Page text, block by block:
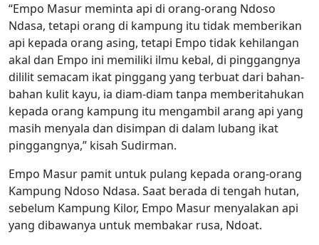
“Empo Masur meminta api di orang-orang Ndoso
Ndasa, tetapi orang di kampung itu tidak memberikan
api kepada orang asing, tetapi Empo tidak kehilangan
akal dan Empo ini memiliki ilmu kebal, di pinggangnya
dililit semacam ikat pinggang yang terbuat dari bahan-
bahan kulit kayu, ia diam-diam tanpa memberitahukan
kepada orang kampung itu mengambil arang api yang
masih menyala dan disimpan di dalam lubang ikat
pinggangnya,” kisah Sudirman.
Empo Masur pamit untuk pulang kepada orang-orang
Kampung Ndoso Ndasa. Saat berada di tengah hutan,
sebelum Kampung Kilor, Empo Masur menyalakan api
yang dibawanya untuk membakar rusa, Ndoat.